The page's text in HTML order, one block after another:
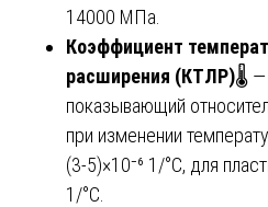
14000 МПа.
Коэффициент
расширения (КТЛР)🌡️ —
показывающий
при изменении
(3-5)×10⁻⁶ 1/°C, для
1/°C.